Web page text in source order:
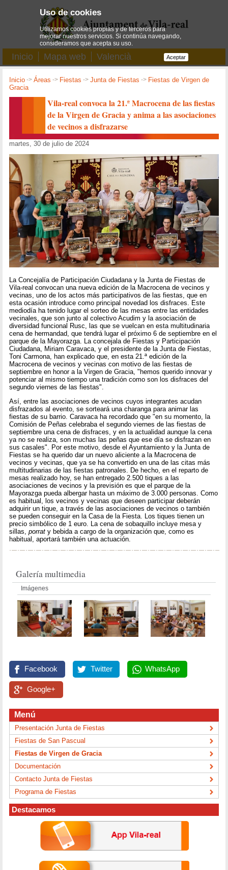
Inicio Mapa web Valencià
Inicio ->Áreas -> Fiestas ->Junta de Fiestas -> Fiestas de Virgen de
Gracia
Vila-real convoca la 21.ª Macrocena de las fiestas
de la Virgen de Gracia y anima a las asociaciones
de vecinos a disfrazarse
martes, 30 de julio de 2024
La Concejalía de Participación Ciudadana y la Junta de Fiestas de
Vila-real convocan una nueva edición de la Macrocena de vecinos y
vecinas, uno de los actos más participativos de las fiestas, que en
esta ocasión introduce como principal novedad los disfraces. Este
mediodía ha tenido lugar el sorteo de las mesas entre las entidades
vecinales, que son junto al colectivo Acudim y la asociación de
diversidad funcional Rusc, las que se vuelcan en esta multitudinaria
cena de hermandad, que tendrá lugar el próximo 6 de septiembre en el
parque de la Mayorazga. La concejala de Fiestas y Participación
Ciudadana, Miriam Caravaca, y el presidente de la Junta de Fiestas,
Toni Carmona, han explicado que, en esta 21.ª edición de la
Macrocena de vecinos y vecinas con motivo de las fiestas de
septiembre en honor a la Virgen de Gracia, "hemos querido innovar y
potenciar al mismo tiempo una tradición como son los disfraces del
segundo viernes de las fiestas".
Así, entre las asociaciones de vecinos cuyos integrantes acudan
disfrazados al evento, se sorteará una charanga para animar las
fiestas de su barrio. Caravaca ha recordado que "en su momento, la
Comisión de Peñas celebraba el segundo viernes de las fiestas de
septiembre una cena de disfraces, y en la actualidad aunque la cena
ya no se realiza, son muchas las peñas que ese día se disfrazan en
sus casales". Por este motivo, desde el Ayuntamiento y la Junta de
Fiestas se ha querido dar un nuevo aliciente a la Macrocena de
vecinos y vecinas, que ya se ha convertido en una de las citas más
multitudinarias de las fiestas patronales. De hecho, en el reparto de
mesas realizado hoy, se han entregado 2.500 tiques a las
asociaciones de vecinos y la previsión es que el parque de la
Mayorazga pueda albergar hasta un máximo de 3.000 personas. Como
es habitual, los vecinos y vecinas que deseen participar deberán
adquirir un tique, a través de las asociaciones de vecinos o también
se pueden conseguir en la Casa de la Fiesta. Los tiques tienen un
precio simbólico de 1 euro. La cena de sobaquillo incluye mesa y
sillas,porrat y bebida a cargo de la organización que, como es
habitual, aportará también una actuación.
Galería multimedia
Imágenes
Facebook Twitter WhatsApp
Google+
Menú
Presentación Junta de Fiestas
Fiestas de San Pascual
Fiestas de Virgen de Gracia
Documentación
Contacto Junta de Fiestas
Programa de Fiestas
Destacamos
Uso de cookies
Utilizamos cookies propias y de terceros para
mejorar nuestros servicios. Si continúa navegando,
consideramos que acepta su uso.
Aceptar